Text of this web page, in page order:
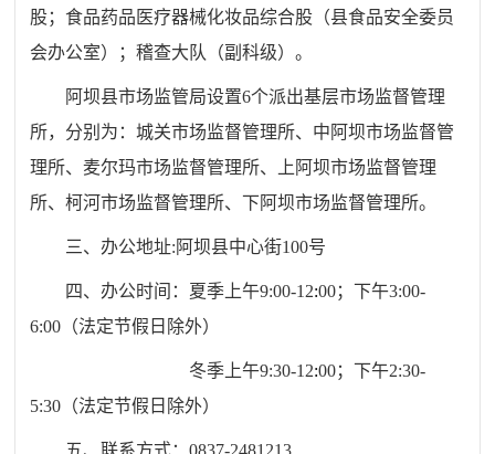
股；食品药品医疗器械化妆品综合股（县食品安全委员
会办公室）
；稽查大队（副科级）。
阿坝县市场监管局设置6个派出基层市场监督管理
所，分别为：城关市场监督管理所、中阿坝市场监督管
理所、麦尔玛市场监督管理所、上阿坝市场监督管理
所、柯河市场监督管理所、下阿坝市场监督管理所。
三、 办公地址: 阿坝县中心街100号
四、 办公时间：夏季上午9:00-12:00；下午3:00-
6:00 （法定节假日除外）
冬季上午9:30-12:00；下午2:30-
5:30 （法定节假日除外）
五、 联系方式：0837-2481213